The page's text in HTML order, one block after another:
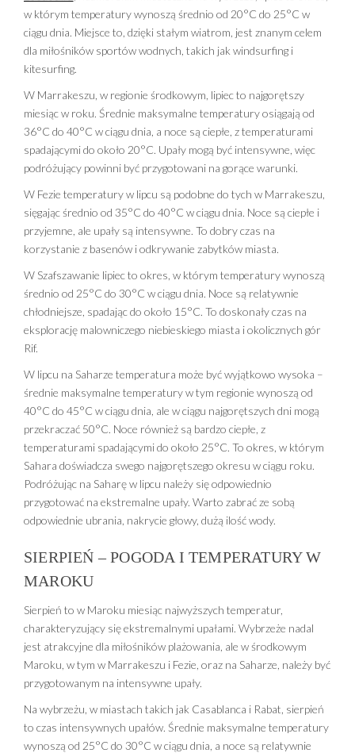
w którym temperatury wynoszą średnio od 20°C do 25°C w
ciągu dnia. Miejsce to, dzięki stałym wiatrom, jest znanym celem
dla miłośników sportów wodnych, takich jak windsurfing i
kitesurfing.
W Marrakeszu, w regionie środkowym, lipiec to najgorętszy
miesiąc w roku. Średnie maksymalne temperatury osiągają od
36°C do 40°C w ciągu dnia, a noce są ciepłe, z temperaturami
spadającymi do około 20°C. Upały mogą być intensywne, więc
podróżujący powinni być przygotowani na gorące warunki.
W Fezie temperatury w lipcu są podobne do tych w Marrakeszu,
sięgając średnio od 35°C do 40°C w ciągu dnia. Noce są ciepłe i
przyjemne, ale upały są intensywne. To dobry czas na
korzystanie z basenów i odkrywanie zabytków miasta.
W Szafszawanie lipiec to okres, w którym temperatury wynoszą
średnio od 25°C do 30°C w ciągu dnia. Noce są relatywnie
chłodniejsze, spadając do około 15°C. To doskonały czas na
eksplorację malowniczego niebieskiego miasta i okolicznych gór
Rif.
W lipcu na Saharze temperatura może być wyjątkowo wysoka –
średnie maksymalne temperatury w tym regionie wynoszą od
40°C do 45°C w ciągu dnia, ale w ciągu najgorętszych dni mogą
przekraczać 50°C. Noce również są bardzo ciepłe, z
temperaturami spadającymi do około 25°C. To okres, w którym
Sahara doświadcza swego najgorętszego okresu w ciągu roku.
Podróżując na Saharę w lipcu należy się odpowiednio
przygotować na ekstremalne upały. Warto zabrać ze sobą
odpowiednie ubrania, nakrycie głowy, dużą ilość wody.
SIERPIEŃ – POGODA I TEMPERATURY W
MAROKU
Sierpień to w Maroku miesiąc najwyższych temperatur,
charakteryzujący się ekstremalnymi upałami. Wybrzeże nadal
jest atrakcyjne dla miłośników plażowania, ale w środkowym
Maroku, w tym w Marrakeszu i Fezie, oraz na Saharze, należy być
przygotowanym na intensywne upały.
Na wybrzeżu, w miastach takich jak Casablanca i Rabat, sierpień
to czas intensywnych upałów. Średnie maksymalne temperatury
wynoszą od 25°C do 30°C w ciągu dnia, a noce są relatywnie